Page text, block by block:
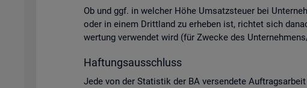
Ob und ggf. in wel­cher Höhe Um­satz­steu­er bei
oder in einem Dritt­land zu er­he­ben ist, rich­tet sich
wer­tung ver­wen­det wird (für Zwe­cke des
Haf­tungs­aus­schluss
Jede von der Sta­tis­tik der BA ver­sen­de­te